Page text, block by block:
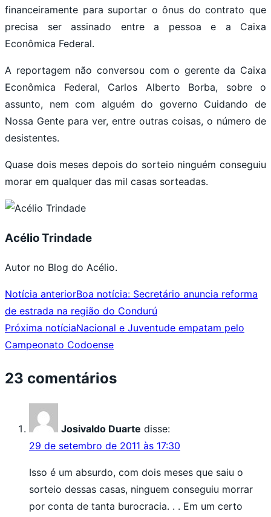
financeiramente para suportar o ônus do contrato que
precisa ser assinado entre a pessoa e a Caixa
Econômica Federal.
A reportagem não conversou com o gerente da Caixa
Econômica Federal, Carlos Alberto Borba, sobre o
assunto, nem com alguém do governo Cuidando de
Nossa Gente para ver, entre outras coisas, o número de
desistentes.
Quase dois meses depois do sorteio ninguém conseguiu
morar em qualquer das mil casas sorteadas.
Acélio Trindade
Autor no Blog do Acélio.
Notícia anteriorBoa notícia: Secretário anuncia reforma
de estrada na região do Condurú
Próxima notíciaNacional e Juventude empatam pelo
Campeonato Codoense
23 comentários
Josivaldo Duarte disse:
29 de setembro de 2011 às 17:30
Isso é um absurdo, com dois meses que saiu o
sorteio dessas casas, ninguem conseguiu morrar
por conta de tanta burocracia. . . Em um certo